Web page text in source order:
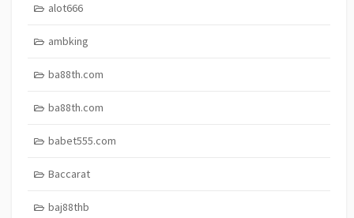
alot666
ambking
ba88th.com
ba88th.com
babet555.com
Baccarat
baj88thb